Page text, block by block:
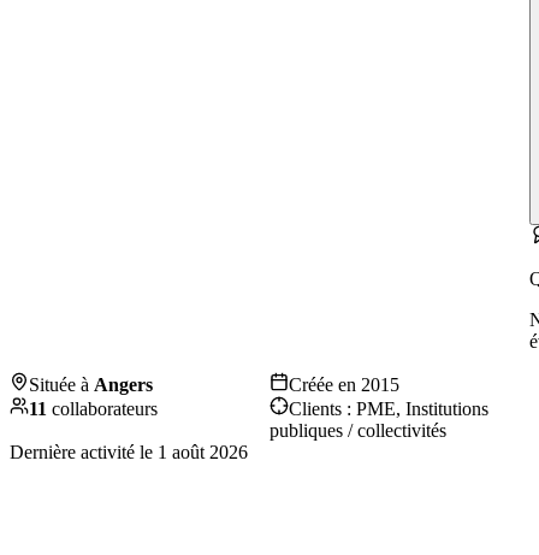
Située à Angers Créée en 2015
11 collaborateurs Clients : PME, Institutions
publiques / collectivités
Dernière activité le 1 août 2026